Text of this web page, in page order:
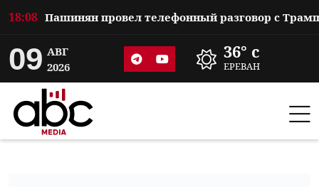
18:08
09 АВГ
2026
36° c
ЕРЕВАН